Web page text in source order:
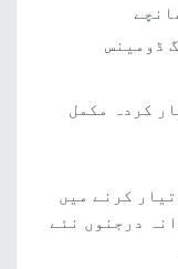
کردہ مکمل
کرنے میں
درجنوں نئے